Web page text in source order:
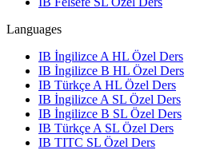
Languages
IB İngilizce A HL Özel Ders
IB İngilizce B HL Özel Ders
IB Türkçe A HL Özel Ders
IB İngilizce A SL Özel Ders
IB İngilizce B SL Özel Ders
IB Türkçe A SL Özel Ders
IB TITC SL Özel Ders